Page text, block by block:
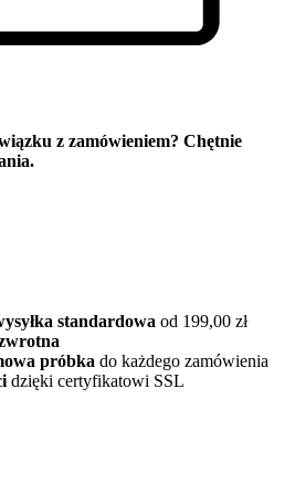
z zamówieniem? Chętnie
standardowa od 199,00 zł
próbka do każdego zamówienia
dzięki certyfikatowi SSL